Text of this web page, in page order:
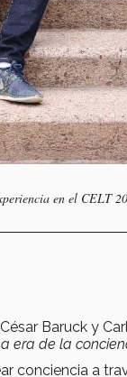
en el CELT
Baruck y
era de la
conciencia a